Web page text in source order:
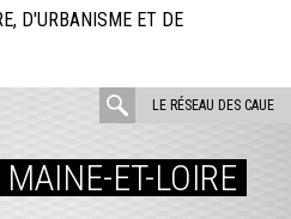
D'URBANISME ET DE
LE RÉSEAU DES CAUE
rechercher
ET-LOIRE